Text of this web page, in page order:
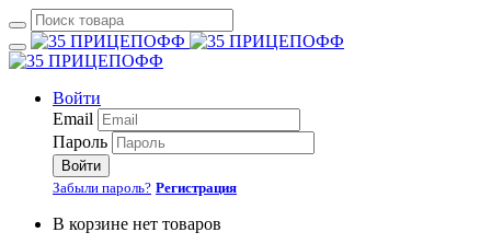
Войти
Email
Пароль
Войти
Забыли пароль? Регистрация
В корзине нет товаров